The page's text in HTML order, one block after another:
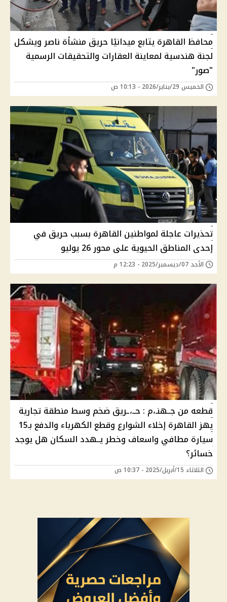
محافظ القاهرة يتابع ميدانيًا حريق منشأة ناصر ويشكل
لجنة هندسية لمعاينة العقارات والتحقيقات الرسمية
"صور"
الخميس 29/يناير/2026 - 10:13 ص
تحذيرات عاجلة لمواطنين القاهرة بسبب حريق في
إحدى المناطق الحيوية على محور 26 يوليو
الأحد 07/ديسمبر/2025 - 12:23 م
قطعه من جــهنـ،م : حــ،ـريق ضخم وسط منطقة تجارية
يهز القاهرة إخلاء الشوارع وقطع الكهرباء والدفع بـ15
سيارة مطافي واسعاف وخطر يــهدد السكان هل يوجد
خسائر؟
الثلاثاء 15/أبريل/2025 - 10:37 ص